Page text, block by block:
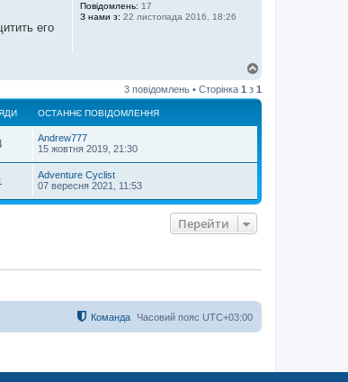
Повідомлень: 17
З нами з: 22 листопада 2016, 18:26
его
г
о
3 повідомлень • Сторінка 1 з 1
ОСТАННЄ ПОВІДОМЛЕННЯ
Andrew777
15 жовтня 2019, 21:30
Adventure Cyclist
07 вересня 2021, 11:53
Перейти
Часовий пояс UTC+03:00
Команда